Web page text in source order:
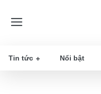
Tin tức Nổi bật